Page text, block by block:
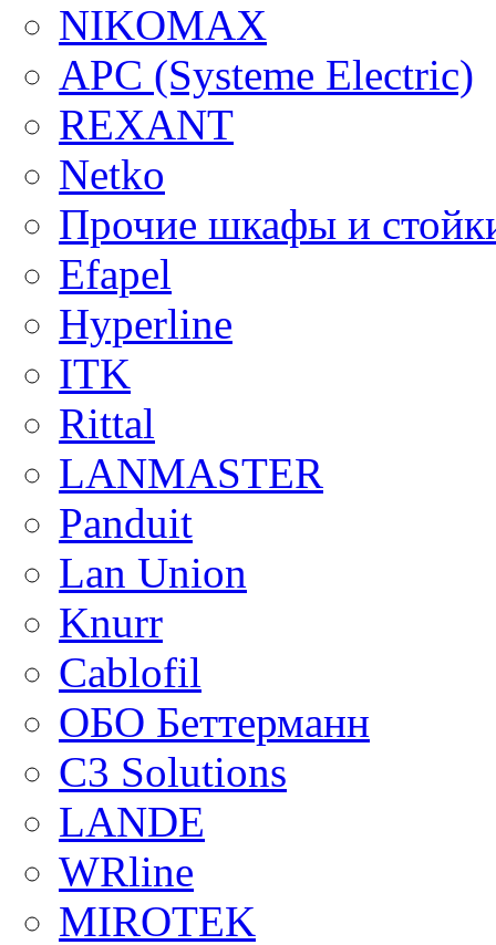
NIKOMAX
APC (Systeme Electric)
REXANT
Netko
Прочие шкафы и
Efapel
Hyperline
ITK
Rittal
LANMASTER
Panduit
Lan Union
Knurr
Cablofil
ОБО Беттерманн
C3 Solutions
LANDE
WRline
MIROTEK